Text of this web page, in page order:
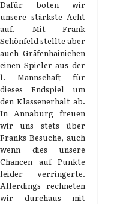
Dafür boten wir
unsere stärkste Acht
auf. Mit Frank
Schönfeld stellte aber
auch Gräfenhainichen
einen Spieler aus der
1. Mannschaft für
dieses Endspiel um
den Klassenerhalt ab.
In Annaburg freuen
wir uns stets über
Franks Besuche, auch
wenn dies unsere
Chancen auf Punkte
leider verringerte.
Allerdings rechneten
wir durchaus mit